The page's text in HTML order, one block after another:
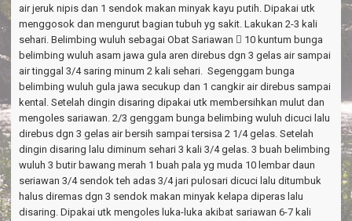
air jeruk nipis dan 1 sendok makan minyak kayu putih. Dipakai utk
menggosok dan mengurut bagian tubuh yg sakit. Lakukan 2-3 kali
sehari. Belimbing wuluh sebagai Obat Sariawan  10 kuntum bunga
belimbing wuluh asam jawa gula aren direbus dgn 3 gelas air sampai
air tinggal 3/4 saring minum 2 kali sehari. Segenggam bunga
belimbing wuluh gula jawa secukup dan 1 cangkir air direbus sampai
kental. Setelah dingin disaring dipakai utk membersihkan mulut dan
mengoles sariawan. 2/3 genggam bunga belimbing wuluh dicuci lalu
direbus dgn 3 gelas air bersih sampai tersisa 2 1/4 gelas. Setelah
dingin disaring lalu diminum sehari 3 kali 3/4 gelas. 3 buah belimbing
wuluh 3 butir bawang merah 1 buah pala yg muda 10 lembar daun
seriawan 3/4 sendok teh adas 3/4 jari pulosari dicuci lalu ditumbuk
halus diremas dgn 3 sendok makan minyak kelapa diperas lalu
disaring. Dipakai utk mengoles luka-luka akibat sariawan 6-7 kali